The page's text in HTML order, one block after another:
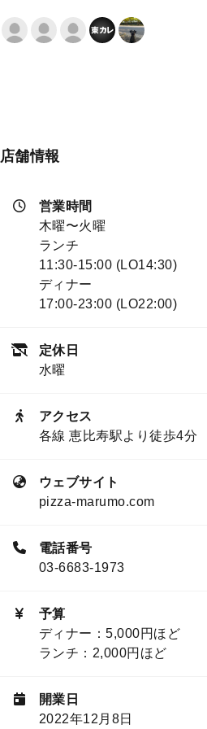
店舗情報
営業時間
木曜〜火曜
ランチ
11:30-15:00 (LO14:30)
ディナー
17:00-23:00 (LO22:00)
定休日
水曜
アクセス
各線 恵比寿駅より徒歩4分
ウェブサイト
pizza-marumo.com
電話番号
03-6683-1973
予算
ディナー：5,000円ほど
ランチ：2,000円ほど
開業日
2022年12月8日